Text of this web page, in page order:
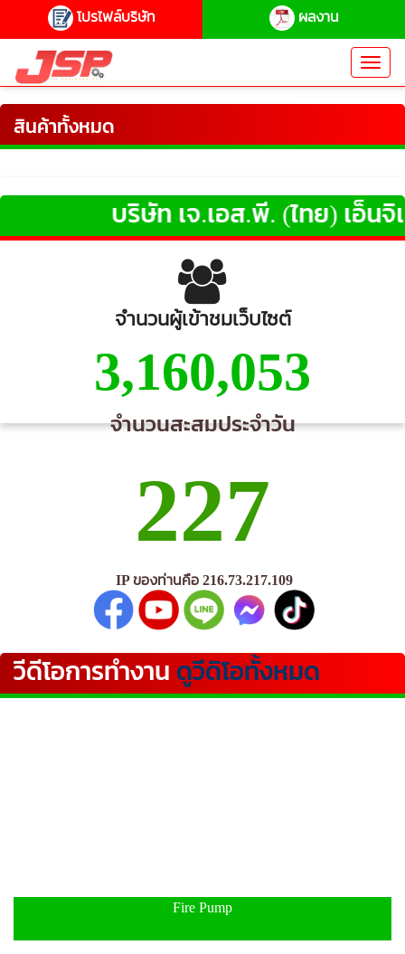
โปรไฟล์บริษัท ผลงาน
สินค้าทั้งหมด
บริษัท เจ.เอส.พี. (ไทย) เอ็นจิ
จำนวนผู้เข้าชมเว็บไซต์
3,160,053
จำนวนสะสมประจำวัน
227
IP ของท่านคือ 216.73.217.109
วีดีโอการทำงาน ดูวีดิโอทั้งหมด
Fire Pump